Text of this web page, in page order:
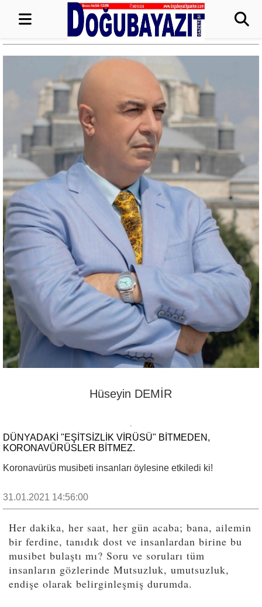
Hüseyin DEMİR
DÜNYADAKI "EŞITSIZLIK VIRÜSÜ" BITMEDEN,
KORONAVÜRÜSLER BITMEZ.
Koronavürüs musibeti insanları öylesine etkiledi ki!
31.01.2021 14:56:00
Her dakika, her saat, her gün acaba; bana, ailemin
bir ferdine, tanıdık dost ve insanlardan birine bu
musibet bulaştı mı? Soru ve soruları tüm
insanların gözlerinde Mutsuzluk, umutsuzluk,
endişe olarak belirginleşmiş durumda.